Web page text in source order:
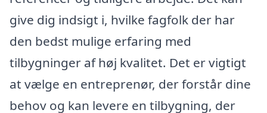
give dig indsigt i, hvilke fagfolk der har
den bedst mulige erfaring med
tilbygninger af høj kvalitet. Det er vigtigt
at vælge en entreprenør, der forstår dine
behov og kan levere en tilbygning, der